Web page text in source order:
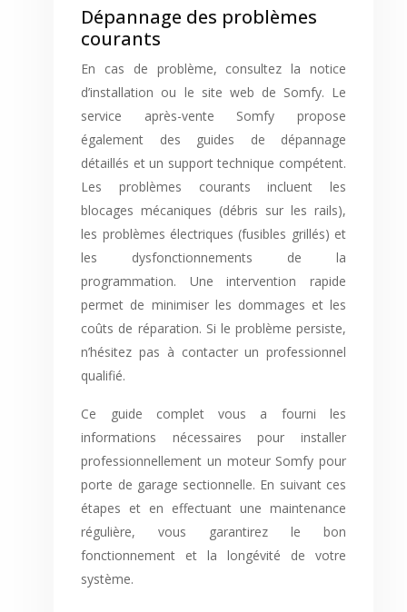
Dépannage des problèmes
courants
En cas de problème, consultez la notice
d’installation ou le site web de Somfy. Le
service après-vente Somfy propose
également des guides de dépannage
détaillés et un support technique compétent.
Les problèmes courants incluent les
blocages mécaniques (débris sur les rails),
les problèmes électriques (fusibles grillés) et
les dysfonctionnements de la
programmation. Une intervention rapide
permet de minimiser les dommages et les
coûts de réparation. Si le problème persiste,
n’hésitez pas à contacter un professionnel
qualifié.
Ce guide complet vous a fourni les
informations nécessaires pour installer
professionnellement un moteur Somfy pour
porte de garage sectionnelle. En suivant ces
étapes et en effectuant une maintenance
régulière, vous garantirez le bon
fonctionnement et la longévité de votre
système.